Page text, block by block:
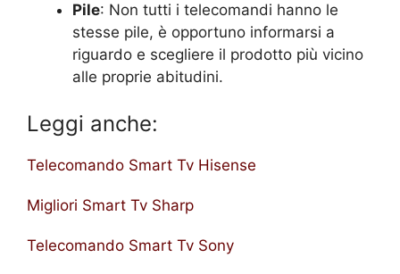
Pile: Non tutti i telecomandi hanno le
stesse pile, è opportuno informarsi a
riguardo e scegliere il prodotto più vicino
alle proprie abitudini.
Leggi anche:
Telecomando Smart Tv Hisense
Migliori Smart Tv Sharp
Telecomando Smart Tv Sony